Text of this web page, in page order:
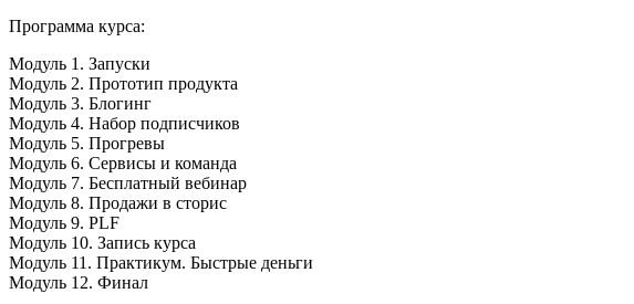
Программа курса:
Модуль 1. Запуски
Модуль 2. Прототип продукта
Модуль 3. Блогинг
Модуль 4. Набор подписчиков
Модуль 5. Прогревы
Модуль 6. Сервисы и команда
Модуль 7. Бесплатный вебинар
Модуль 8. Продажи в сторис
Модуль 9. PLF
Модуль 10. Запись курса
Модуль 11. Практикум. Быстрые деньги
Модуль 12. Финал